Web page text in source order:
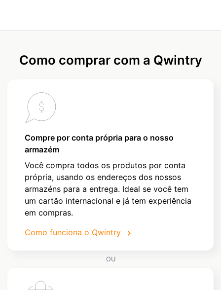
Como comprar com a Qwintry
Compre por conta própria para o nosso
armazém
Você compra todos os produtos por conta
própria, usando os endereços dos nossos
armazéns para a entrega. Ideal se você tem
um cartão internacional e já tem experiência
em compras.
Como funciona o Qwintry
OU